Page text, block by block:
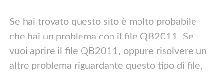
Se hai trovato questo sito è molto probabile
che hai un problema con il file QB2011. Se
vuoi aprire il file QB2011, oppure risolvere un
altro problema riguardante questo tipo di file,